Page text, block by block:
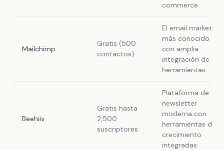
commerce
Mailchimp
Gratis (500
contactos)
El email marketing
más conocido
con amplia
integración de
herramientas
Beehiiv
Gratis hasta
2,500
suscriptores
Plataforma de
newsletter
moderna con
herramientas de
crecimiento
integradas